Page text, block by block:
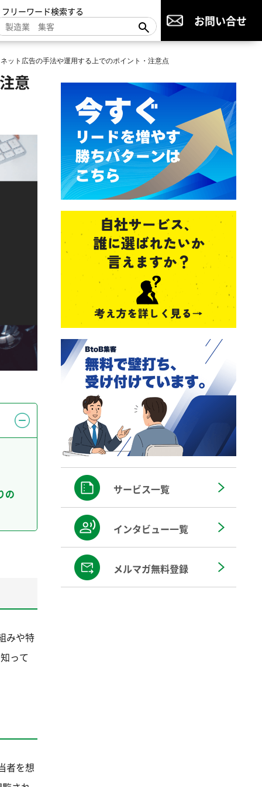
リーワード検索する
お問い合せ
ット広告の手法や運用する上でのポイント・注意点
意
の
みや特
って
者を想
サービス一覧
インタビュー一覧
メルマガ無料登録